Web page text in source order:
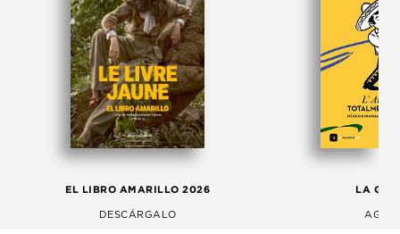
EL LIBRO AMARILLO 2026
DESCÁRGALO
LA